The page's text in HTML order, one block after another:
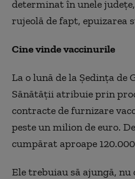
determinat în unele
rujeolă de fapt, epuizarea
Cine vinde vaccinurile
La o lună de la Şedinţa de
Sănătăţii atribuie prin
contracte de furnizare
peste un milion de euro.
cumpărat aproape
Ele trebuiau să ajungă, nu